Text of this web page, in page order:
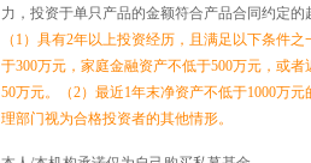
力，投资于单只产品的金额符合产品合同约定的
（1）具有2年以上投资经历，且满足以下条件
于300万元，家庭金融资产不低于500万元，或
50万元。（2）最近1年末净资产不低于1000万
理部门视为合格投资者的其他情形。